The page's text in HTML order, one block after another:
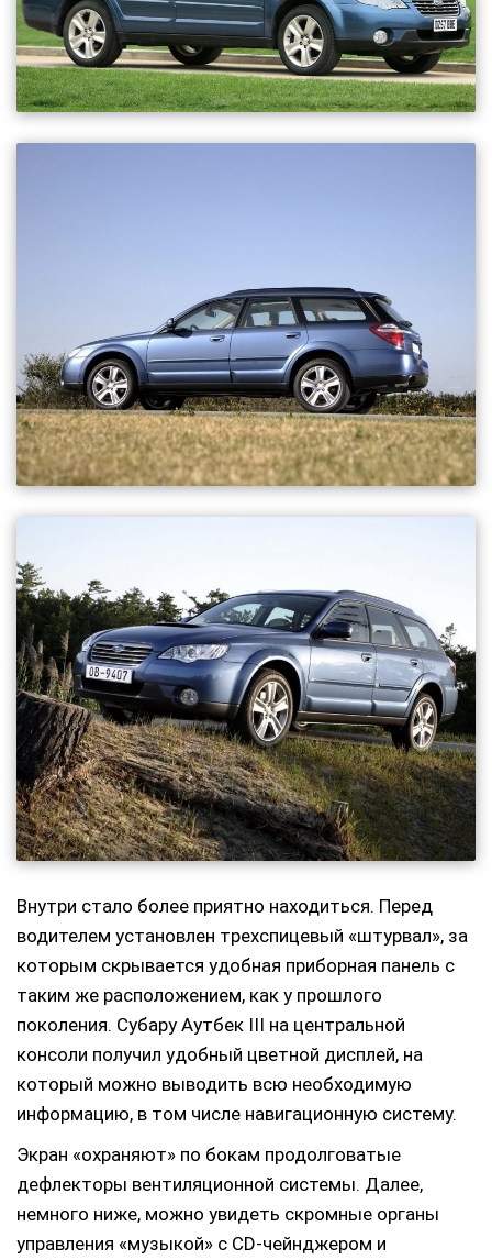
Внутри стало более приятно находиться. Перед
водителем установлен трехспицевый «штурвал», за
которым скрывается удобная приборная панель с
таким же расположением, как у прошлого
поколения. Субару Аутбек III на центральной
консоли получил удобный цветной дисплей, на
который можно выводить всю необходимую
информацию, в том числе навигационную систему.
Экран «охраняют» по бокам продолговатые
дефлекторы вентиляционной системы. Далее,
немного ниже, можно увидеть скромные органы
управления «музыкой» с CD-чейнджером и